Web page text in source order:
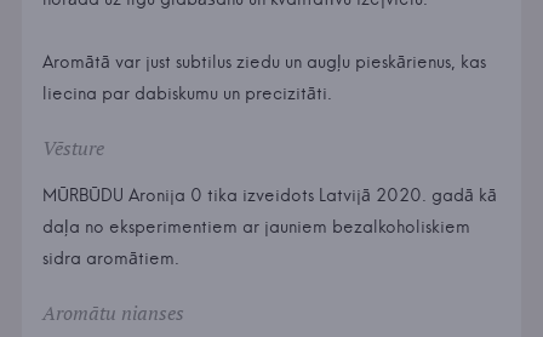
Aromātā var just subtilus ziedu un augļu pieskārienus, kas
liecina par dabiskumu un precizitāti.
Vēsture
MŪRBŪDU Aronija 0 tika izveidots Latvijā 2020. gadā kā
daļa no eksperimentiem ar jauniem bezalkoholiskiem
sidra aromātiem.
Aromātu nianses